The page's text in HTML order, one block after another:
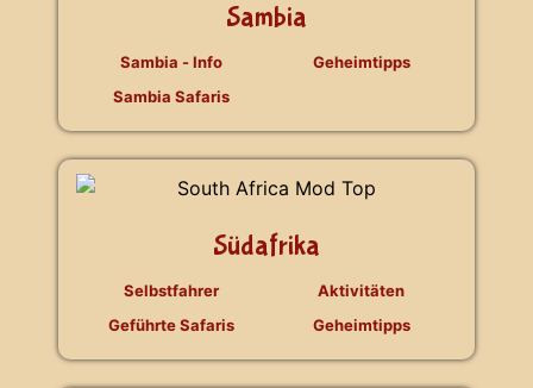
Sambia
Sambia - Info
Sambia Safaris
Geheimtipps
Südafrika
Selbstfahrer
Geführte Safaris
Aktivitäten
Geheimtipps